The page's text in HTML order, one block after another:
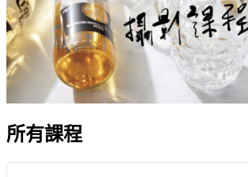
所有課程